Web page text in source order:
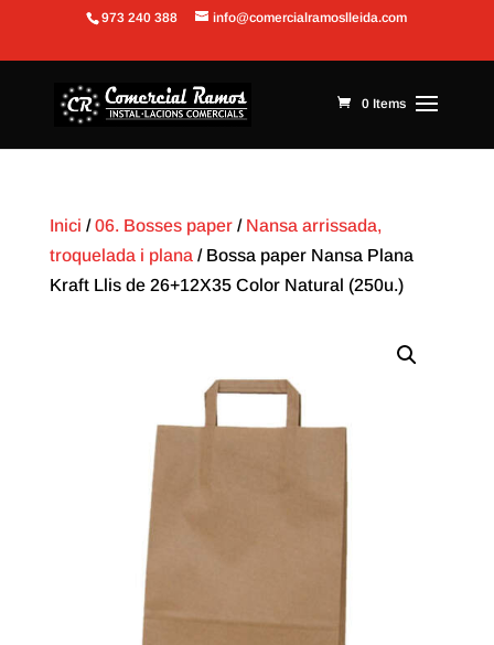
Obre la barra d'eines
973 240 388 info@comercialramoslleida.com
0 Items
Inici /06. Bosses paper/ Nansa arrissada,
troquelada i plana / Bossa paper Nansa Plana
Kraft Llis de 26+12X35 Color Natural (250u.)